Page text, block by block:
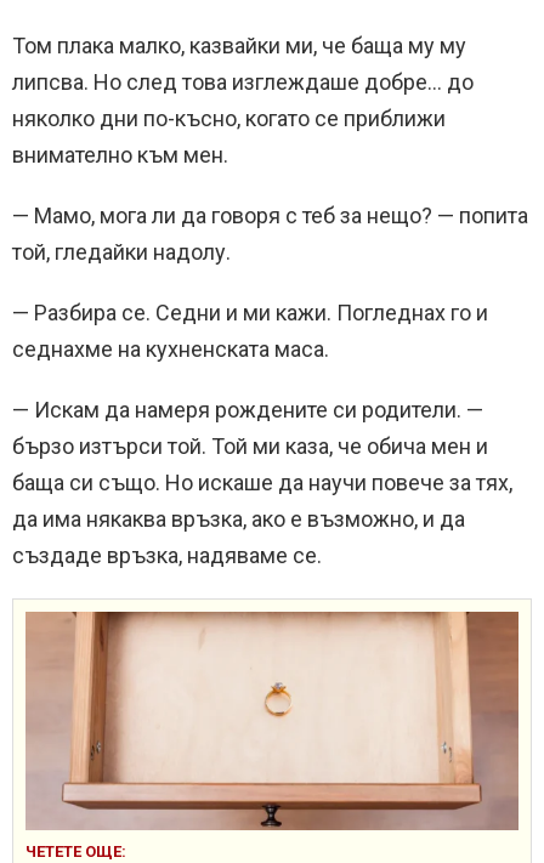
Том плака малко, казвайки ми, че баща му му
липсва. Но след това изглеждаше добре… до
няколко дни по-късно, когато се приближи
внимателно към мен.
— Мамо, мога ли да говоря с теб за нещо? — попита
той, гледайки надолу.
— Разбира се. Седни и ми кажи. Погледнах го и
седнахме на кухненската маса.
— Искам да намеря рождените си родители. —
бързо изтърси той. Той ми каза, че обича мен и
баща си също. Но искаше да научи повече за тях,
да има някаква връзка, ако е възможно, и да
създаде връзка, надяваме се.
ЧЕТЕТЕ ОЩЕ: